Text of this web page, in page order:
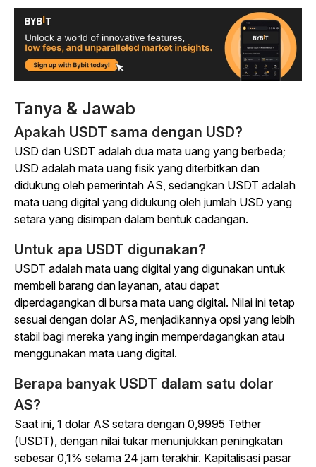
Tanya & Jawab
Apakah USDT sama dengan USD?
USD dan USDT adalah dua mata uang yang berbeda;
USD adalah mata uang fisik yang diterbitkan dan
didukung oleh pemerintah AS, sedangkan USDT adalah
mata uang digital yang didukung oleh jumlah USD yang
setara yang disimpan dalam bentuk cadangan.
Untuk apa USDT digunakan?
USDT adalah mata uang digital yang digunakan untuk
membeli barang dan layanan, atau dapat
diperdagangkan di bursa mata uang digital. Nilai ini tetap
sesuai dengan dolar AS, menjadikannya opsi yang lebih
stabil bagi mereka yang ingin memperdagangkan atau
menggunakan mata uang digital.
Berapa banyak USDT dalam satu dolar
AS?
Saat ini, 1 dolar AS setara dengan 0,9995 Tether
(USDT), dengan nilai tukar menunjukkan peningkatan
sebesar 0,1% selama 24 jam terakhir. Kapitalisasi pasar